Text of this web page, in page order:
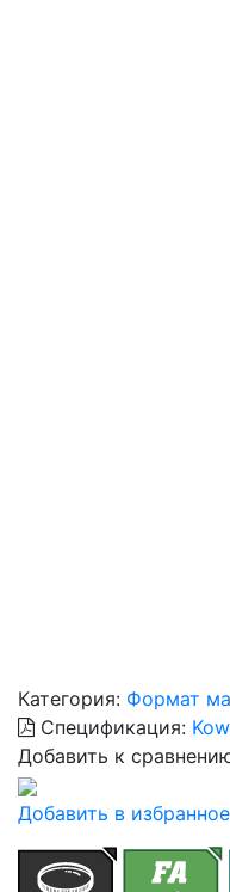
Категория: Формат
Спецификация:
Добавить к
Добавить в избранное